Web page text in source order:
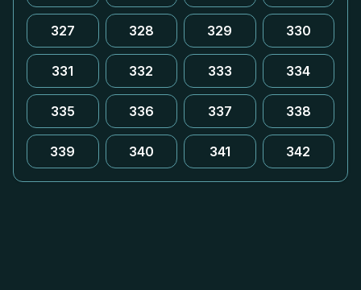
327 328 329 330
331 332 333 334
335 336 337 338
339 340 341 342